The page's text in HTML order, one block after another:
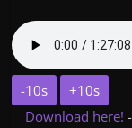
-10s
+10s
Download here!